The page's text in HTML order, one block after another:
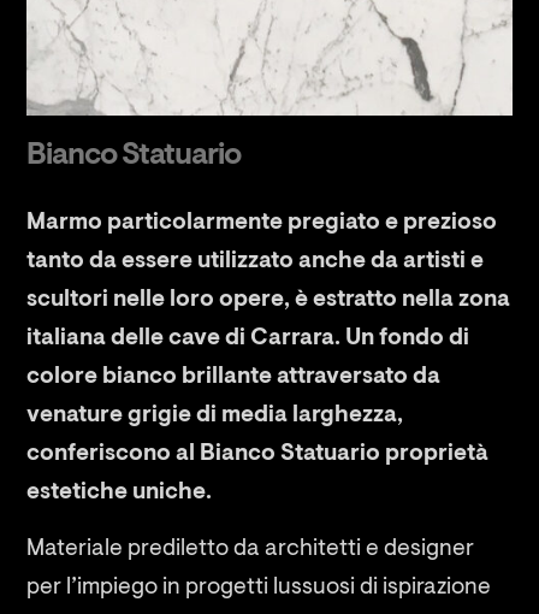
Bianco Statuario
Marmo particolarmente pregiato e prezioso
tanto da essere utilizzato anche da artisti e
scultori nelle loro opere, è estratto nella zona
italiana delle cave di Carrara. Un fondo di
colore bianco brillante attraversato da
venature grigie di media larghezza,
conferiscono al Bianco Statuario proprietà
estetiche uniche.
Materiale prediletto da architetti e designer
per l’impiego in progetti lussuosi di ispirazione